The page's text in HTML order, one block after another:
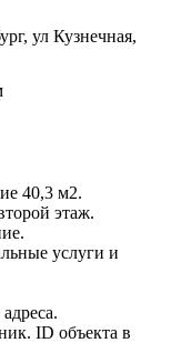
ул Кузнечная,
40,3 м2.
этаж.
услуги и
ID объекта в